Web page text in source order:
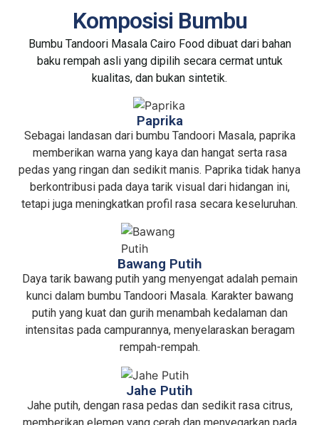
Komposisi Bumbu
Bumbu Tandoori Masala Cairo Food dibuat dari bahan
baku rempah asli yang dipilih secara cermat untuk
kualitas, dan bukan sintetik.
Paprika
Sebagai landasan dari bumbu Tandoori Masala, paprika
memberikan warna yang kaya dan hangat serta rasa
pedas yang ringan dan sedikit manis. Paprika tidak hanya
berkontribusi pada daya tarik visual dari hidangan ini,
tetapi juga meningkatkan profil rasa secara keseluruhan.
Bawang Putih
Daya tarik bawang putih yang menyengat adalah pemain
kunci dalam bumbu Tandoori Masala. Karakter bawang
putih yang kuat dan gurih menambah kedalaman dan
intensitas pada campurannya, menyelaraskan beragam
rempah-rempah.
Jahe Putih
Jahe putih, dengan rasa pedas dan sedikit rasa citrus,